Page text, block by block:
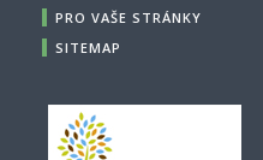
PRO VAŠE STRÁNKY
SITEMAP